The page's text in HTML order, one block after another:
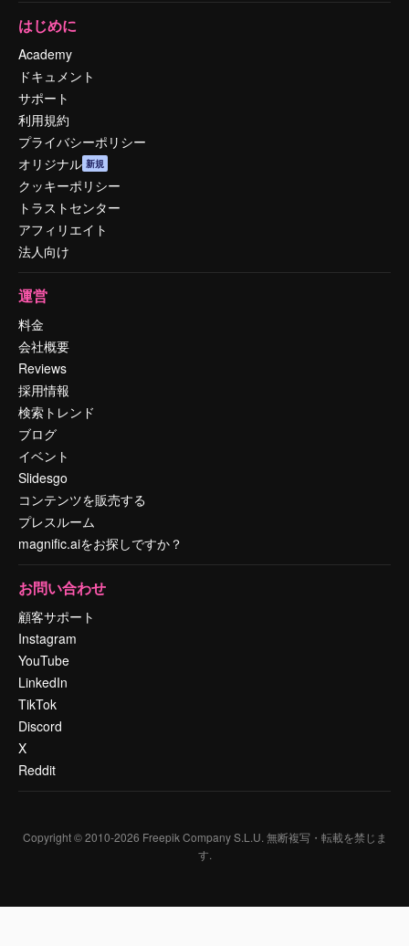
はじめに
Academy
ドキュメント
サポート
利用規約
プライバシーポリシー
オリジナル 新規
クッキーポリシー
トラストセンター
アフィリエイト
法人向け
運営
料金
会社概要
Reviews
採用情報
検索トレンド
ブログ
イベント
Slidesgo
コンテンツを販売する
プレスルーム
magnific.aiをお探しですか？
お問い合わせ
顧客サポート
Instagram
YouTube
LinkedIn
TikTok
Discord
X
Reddit
Copyright © 2010-2026 Freepik Company S.L.U. 無断複写・転載を禁じま
す.